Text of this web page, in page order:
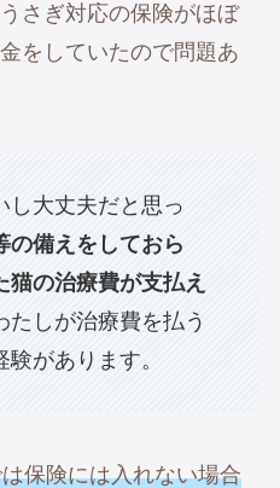
さぎ対応の保険がほぼ
をしていたので問題あ
し大丈夫だと思っ
の備えをしておら
の治療費が支払え
たしが治療費を払う
があります。
保険には入れない場合